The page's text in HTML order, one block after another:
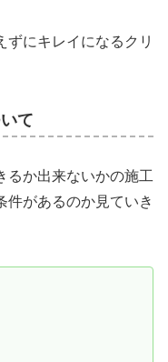
ずにキレイになるクリ
て
るか出来ないかの施工
件があるのか見ていき